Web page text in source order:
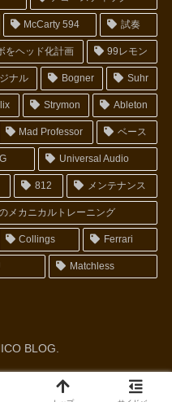
McCarty 594 試奏
をヘッド化計画 99レモン
ナル Bogner Suhr
Strymon Ableton
Mad Professor ベース
Universal Audio
812 メンテナンス
メカニカルトレーニング
Collings Ferrari
Matchless
BLOG.